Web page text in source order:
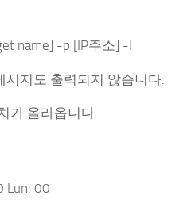
name] -p [IP주소] -l
지도 출력되지 않습니다.
가 올라옵니다.
Lun: 00